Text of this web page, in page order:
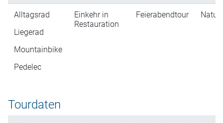
Alltagsrad
Liegerad
Mountainbike
Pedelec
Einkehr in
Restauration
Feierabendtour Natur
Tourdaten